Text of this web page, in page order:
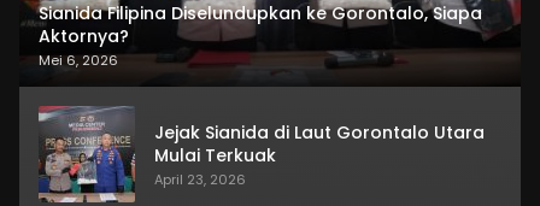
Sianida Filipina Diselundupkan ke Gorontalo, Siapa
Aktornya?
Mei 6, 2026
Jejak Sianida di Laut Gorontalo Utara
Mulai Terkuak
April 23, 2026